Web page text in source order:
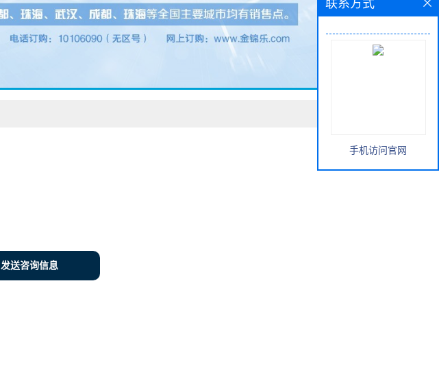
发送咨询信息
联系方式
手机访问官网